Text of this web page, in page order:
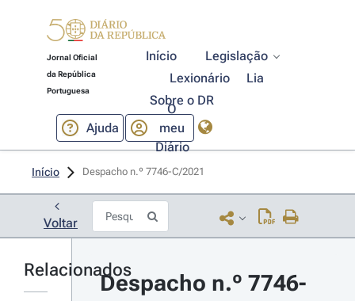
Jornal Oficial
da República
Portuguesa
Início
Legislação
Lexionário
Lia
Sobre o DR
Ajuda
O
meu
Diário
Início Despacho n.º 7746-C/2021
Voltar
Relacionados
Despacho n.º 7746-